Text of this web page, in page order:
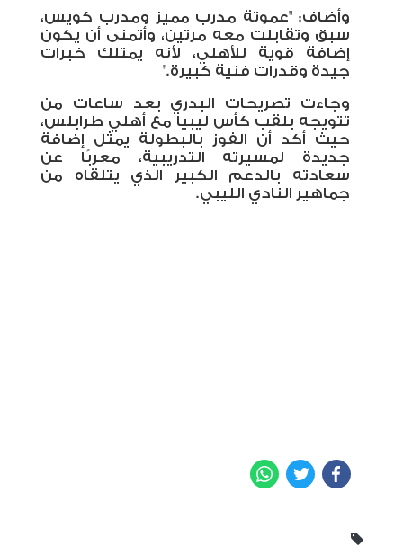
وأضاف: "عموتة مدرب مميز ومدرب كويس،
سبق وتقابلت معه مرتين، وأتمنى أن يكون
إضافة قوية للأهلي، لأنه يمتلك خبرات
جيدة وقدرات فنية كبيرة".
وجاءت تصريحات البدري بعد ساعات من
تتويجه بلقب كأس ليبيا مع أهلي طرابلس،
حيث أكد أن الفوز بالبطولة يمثل إضافة
جديدة لمسيرته التدريبية، معربًا عن
سعادته بالدعم الكبير الذي يتلقاه من
جماهير النادي الليبي.
Facebook
Twitter